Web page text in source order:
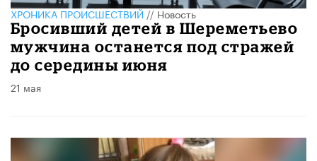
ХРОНИКА ПРОИСШЕСТВИЙ//Новость
Бросивший детей в Шереметьево
мужчина останется под стражей
до середины июня
21 мая